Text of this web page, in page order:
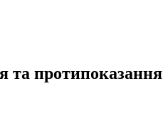
та протипоказання